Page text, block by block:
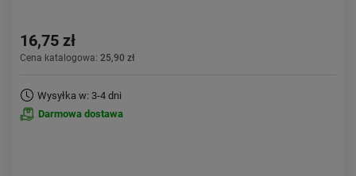
16,75 zł
Cena katalogowa: 25,90 zł
Wysyłka w: 3-4 dni
Darmowa dostawa